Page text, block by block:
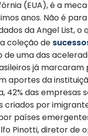
(EUA), é a
anos. Não é
da Angel List, o
coleção de
de uma das
já marcaram
aportes da
42% das empresas
criados por
países
Pinotti, diretor de